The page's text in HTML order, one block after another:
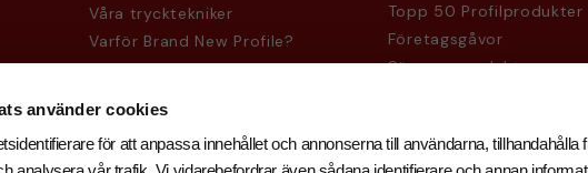
använder cookies
för att anpassa innehållet och annonserna till användarna, tillhandahålla
Våra trycktekniker
Varför Brand New Profile?
Köpvillkor
Topp 50 Profilprodukter
Företagsgåvor
Säsongsprodukter